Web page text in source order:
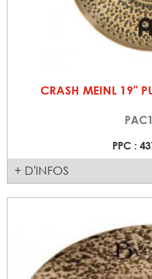
CRASH MEINL 19"
PPC :
+ D'INFOS